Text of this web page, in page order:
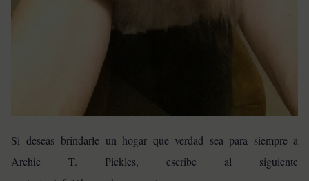
Si deseas brindarle un hogar que verdad sea para siempre a
Archie T. Pickles, escribe al siguiente